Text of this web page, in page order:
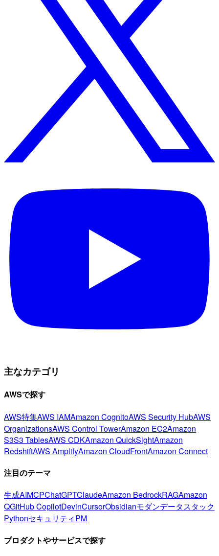
主なカテゴリ
AWSで探す
AWS特集AWS IAMAmazon CognitoAWS Security HubAWS
OrganizationsAWS Control TowerAmazon EC2Amazon
S3S3 TablesAWS CDKAmazon QuickSightAmazon
RedshiftAWS AmplifyAmazon CloudFrontAmazon Connect
注目のテーマ
生成AIMCPChatGPTClaudeAmazon BedrockRAGAmazon
QGitHub CopilotDevinCursorObsidianモダンデータスタック
PythonセキュリティPM
プロダクトやサービスで探す